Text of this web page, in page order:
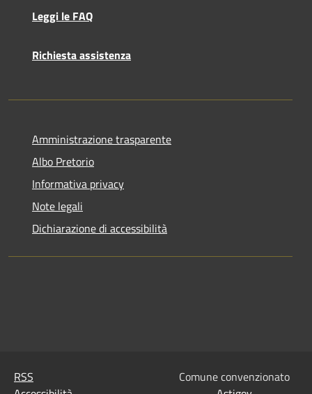
Leggi le FAQ
Richiesta assistenza
Amministrazione trasparente
Albo Pretorio
Informativa privacy
Note legali
Dichiarazione di accessibilità
RSS
Comune convenzionato